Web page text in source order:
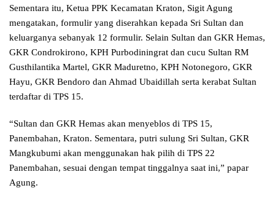
Sementara itu, Ketua PPK Kecamatan Kraton, Sigit Agung
mengatakan, formulir yang diserahkan kepada Sri Sultan dan
keluarganya sebanyak 12 formulir. Selain Sultan dan GKR Hemas,
GKR Condrokirono, KPH Purbodiningrat dan cucu Sultan RM
Gusthilantika Martel, GKR Maduretno, KPH Notonegoro, GKR
Hayu, GKR Bendoro dan Ahmad Ubaidillah serta kerabat Sultan
terdaftar di TPS 15.
“Sultan dan GKR Hemas akan menyeblos di TPS 15,
Panembahan, Kraton. Sementara, putri sulung Sri Sultan, GKR
Mangkubumi akan menggunakan hak pilih di TPS 22
Panembahan, sesuai dengan tempat tinggalnya saat ini,” papar
Agung.